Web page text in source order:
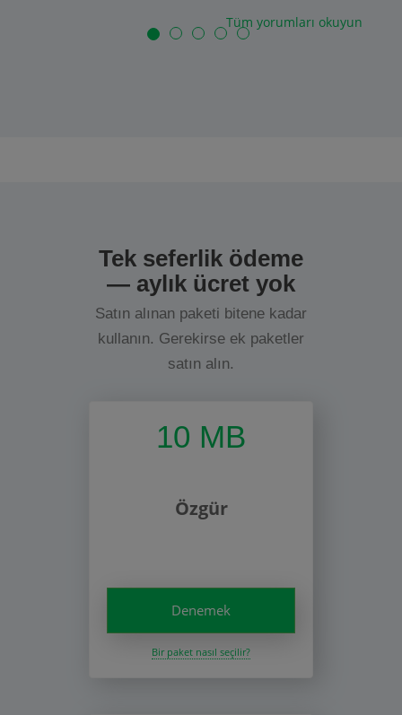
Tüm yorumları okuyun
Tek seferlik ödeme
— aylık ücret yok
Satın alınan paketi bitene kadar
kullanın. Gerekirse ek paketler
satın alın.
10 MB
Özgür
Denemek
Bir paket nasıl seçilir?